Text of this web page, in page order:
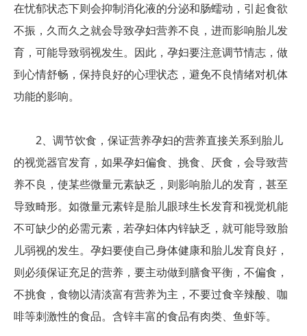
在忧郁状态下则会抑制消化液的分泌和肠蠕动，引起食欲
不振，久而久之就会导致孕妇营养不良，进而影响胎儿发
育，可能导致弱视发生。因此，孕妇要注意调节情志，做
到心情舒畅，保持良好的心理状态，避免不良情绪对机体
功能的影响。
2、调节饮食，保证营养孕妇的营养直接关系到胎儿
的视觉器官发育，如果孕妇偏食、挑食、厌食，会导致营
养不良，使某些微量元素缺乏，则影响胎儿的发育，甚至
导致畸形。如微量元素锌是胎儿眼球生长发育和视觉机能
不可缺少的必需元素，若孕妇体内锌缺乏，就可能导致胎
儿弱视的发生。孕妇要使自己身体健康和胎儿发育良好，
则必须保证充足的营养，要主动做到膳食平衡，不偏食，
不挑食，食物以清淡富有营养为主，不要过食辛辣酸、咖
啡等刺激性的食品。含锌丰富的食品有肉类、鱼虾等。